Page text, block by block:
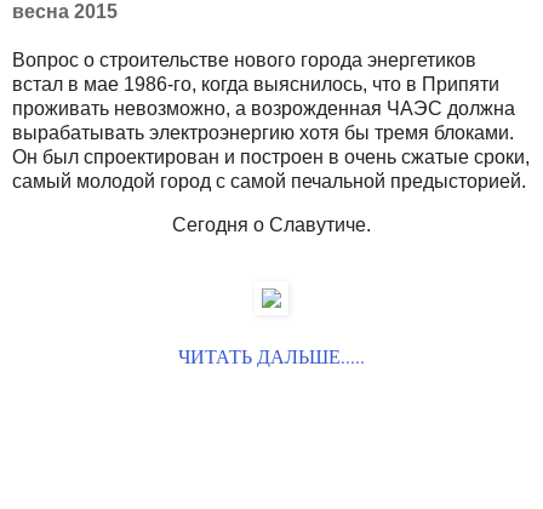
весна 2015
Вопрос о строительстве нового города энергетиков
встал в мае 1986-го, когда выяснилось, что в Припяти
проживать невозможно, а возрожденная ЧАЭС должна
вырабатывать электроэнергию хотя бы тремя блоками.
Он был спроектирован и построен в очень сжатые сроки,
самый молодой город с самой печальной предысторией.
Сегодня о Славутиче.
ЧИТАТЬ ДАЛЬШЕ.....